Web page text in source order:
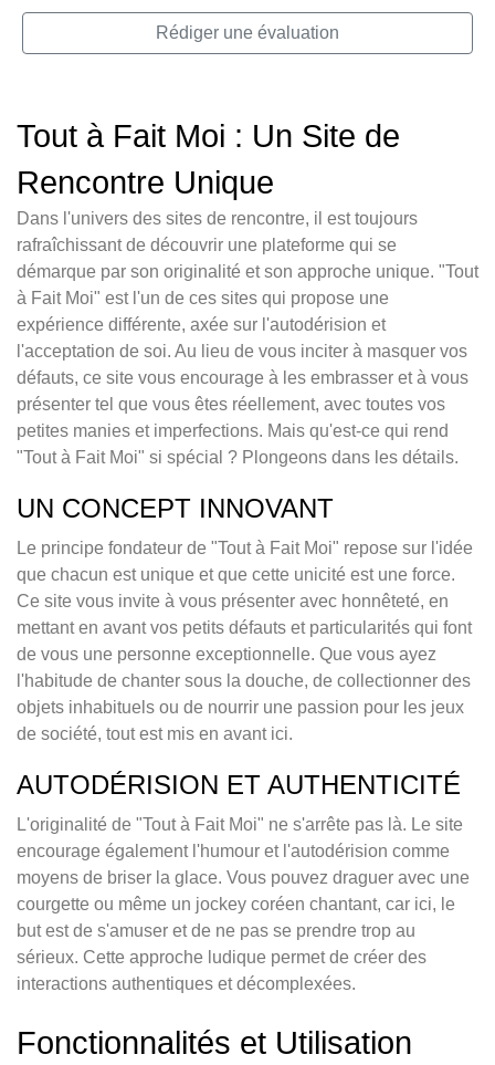
Rédiger une évaluation
Tout à Fait Moi : Un Site de
Rencontre Unique
Dans l'univers des sites de rencontre, il est toujours
rafraîchissant de découvrir une plateforme qui se
démarque par son originalité et son approche unique. "Tout
à Fait Moi" est l'un de ces sites qui propose une
expérience différente, axée sur l'autodérision et
l'acceptation de soi. Au lieu de vous inciter à masquer vos
défauts, ce site vous encourage à les embrasser et à vous
présenter tel que vous êtes réellement, avec toutes vos
petites manies et imperfections. Mais qu'est-ce qui rend
"Tout à Fait Moi" si spécial ? Plongeons dans les détails.
UN CONCEPT INNOVANT
Le principe fondateur de "Tout à Fait Moi" repose sur l'idée
que chacun est unique et que cette unicité est une force.
Ce site vous invite à vous présenter avec honnêteté, en
mettant en avant vos petits défauts et particularités qui font
de vous une personne exceptionnelle. Que vous ayez
l'habitude de chanter sous la douche, de collectionner des
objets inhabituels ou de nourrir une passion pour les jeux
de société, tout est mis en avant ici.
AUTODÉRISION ET AUTHENTICITÉ
L'originalité de "Tout à Fait Moi" ne s'arrête pas là. Le site
encourage également l'humour et l'autodérision comme
moyens de briser la glace. Vous pouvez draguer avec une
courgette ou même un jockey coréen chantant, car ici, le
but est de s'amuser et de ne pas se prendre trop au
sérieux. Cette approche ludique permet de créer des
interactions authentiques et décomplexées.
Fonctionnalités et Utilisation